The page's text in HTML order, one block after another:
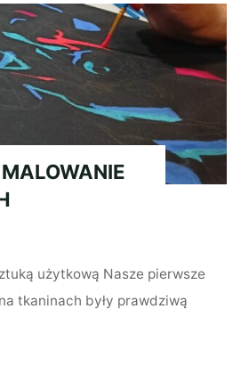
użytkową Nasze pierwsze
tkaninach były prawdziwą